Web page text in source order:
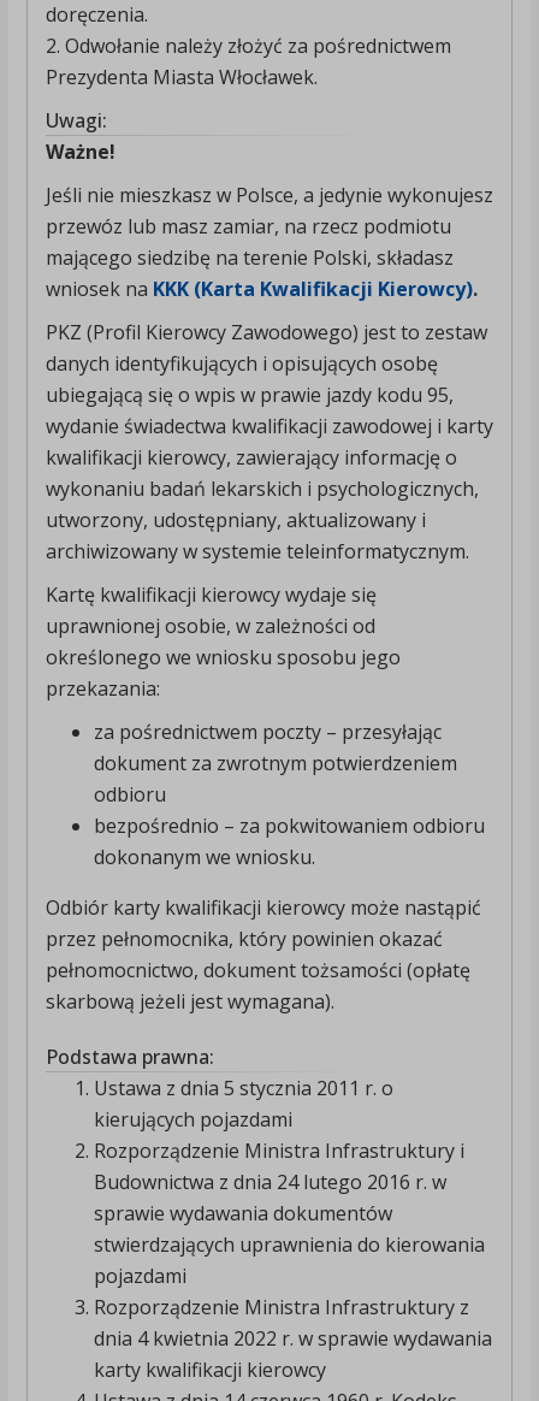
doręczenia.
2. Odwołanie należy złożyć za pośrednictwem
Prezydenta Miasta Włocławek.
Uwagi:
Ważne!
Jeśli nie mieszkasz w Polsce, a jedynie wykonujesz
przewóz lub masz zamiar, na rzecz podmiotu
mającego siedzibę na terenie Polski, składasz
wniosek na KKK (Karta Kwalifikacji Kierowcy).
PKZ (Profil Kierowcy Zawodowego) jest to zestaw
danych identyfikujących i opisujących osobę
ubiegającą się o wpis w prawie jazdy kodu 95,
wydanie świadectwa kwalifikacji zawodowej i karty
kwalifikacji kierowcy, zawierający informację o
wykonaniu badań lekarskich i psychologicznych,
utworzony, udostępniany, aktualizowany i
archiwizowany w systemie teleinformatycznym.
Kartę kwalifikacji kierowcy wydaje się
uprawnionej osobie, w zależności od
określonego we wniosku sposobu jego
przekazania:
za pośrednictwem poczty – przesyłając
dokument za zwrotnym potwierdzeniem
odbioru
bezpośrednio – za pokwitowaniem odbioru
dokonanym we wniosku.
Odbiór karty kwalifikacji kierowcy może nastąpić
przez pełnomocnika, który powinien okazać
pełnomocnictwo, dokument tożsamości (opłatę
skarbową jeżeli jest wymagana).
Podstawa prawna:
Ustawa z dnia 5 stycznia 2011 r. o
kierujących pojazdami
Rozporządzenie Ministra Infrastruktury i
Budownictwa z dnia 24 lutego 2016 r. w
sprawie wydawania dokumentów
stwierdzających uprawnienia do kierowania
pojazdami
Rozporządzenie Ministra Infrastruktury z
dnia 4 kwietnia 2022 r. w sprawie wydawania
karty kwalifikacji kierowcy